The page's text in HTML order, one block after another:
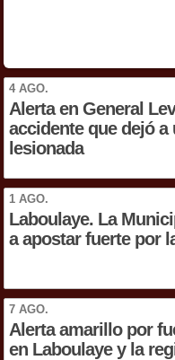
4 AGO.
Alerta en General
accidente que dejó a
lesionada
1 AGO.
Laboulaye. La
a apostar fuerte por
7 AGO.
Alerta amarillo por
en Laboulaye y la